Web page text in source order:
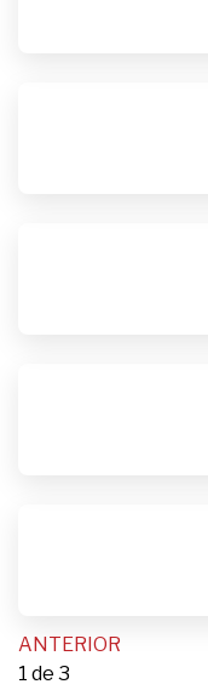
ANTERIOR
1 de 3